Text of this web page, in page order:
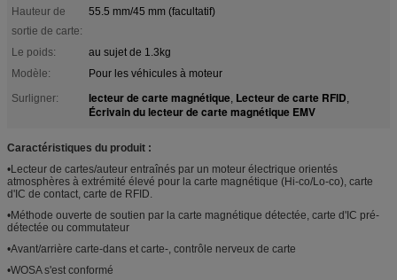
Hauteur de
sortie de carte:
55.5 mm/45 mm (facultatif)
Le poids:
au sujet de 1.3kg
Modèle:
Pour les véhicules à moteur
Surligner:
lecteur de carte magnétique, Lecteur de carte RFID,
Écrivain du lecteur de carte magnétique EMV
Caractéristiques du produit :
•Lecteur de cartes/auteur entraînés par un moteur électrique orientés
atmosphères à extrémité élevé pour la carte magnétique (Hi-co/Lo-co), carte
d'IC de contact, carte de RFID.
•Méthode ouverte de soutien par la carte magnétique détectée, carte d'IC pré-
détectée ou commutateur
•Avant/arrière carte-dans et carte-, contrôle nerveux de carte
•WOSA s'est conformé